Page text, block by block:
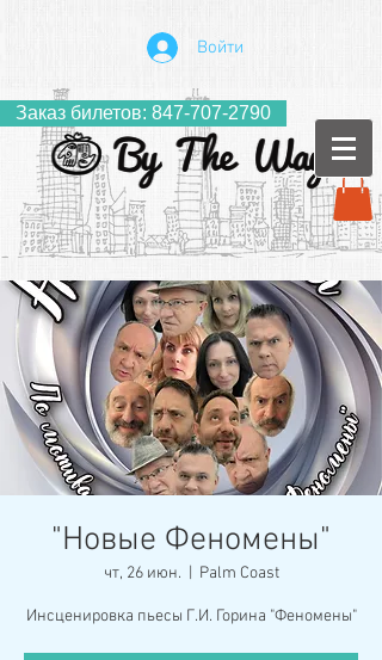
Заказ билетов: 847-707-2790
Войти
"Новые Феномены"
чт, 26 июн. Palm Coast
Инсценировка пьесы Г.И. Горина "Феномены"